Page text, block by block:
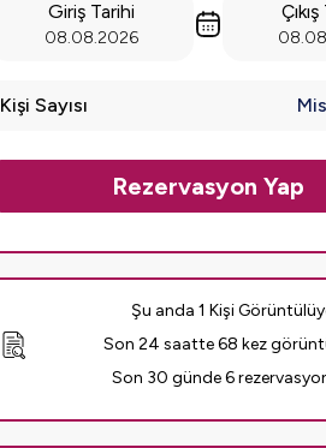
Giriş Tarihi
08.08.2026
Kişi Sayısı
Rezervasyon Yap
Şu anda 1 Kişi
Son 24 saatte 68 kez
Son 30 günde 6